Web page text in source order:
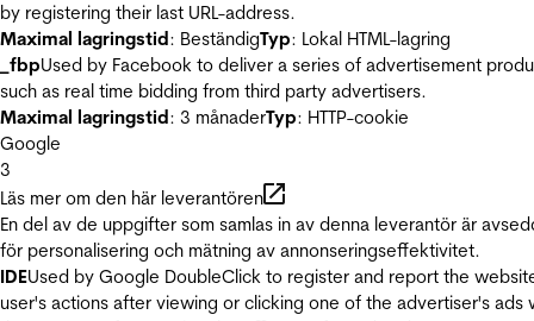
by registering their last URL-address.
Maximal lagringstid: BeständigTyp: Lokal HTML-lagring
_fbpUsed by Facebook to deliver a series of advertisement
such as real time bidding from third party advertisers.
Maximal lagringstid: 3 månaderTyp: HTTP-cookie
Google
3
Läs mer om den här leverantören
En del av de uppgifter som samlas in av denna leverantör är
för personalisering och mätning av annonseringseffektivitet.
IDEUsed by Google DoubleClick to register and report the
user's actions after viewing or clicking one of the advertiser's ads